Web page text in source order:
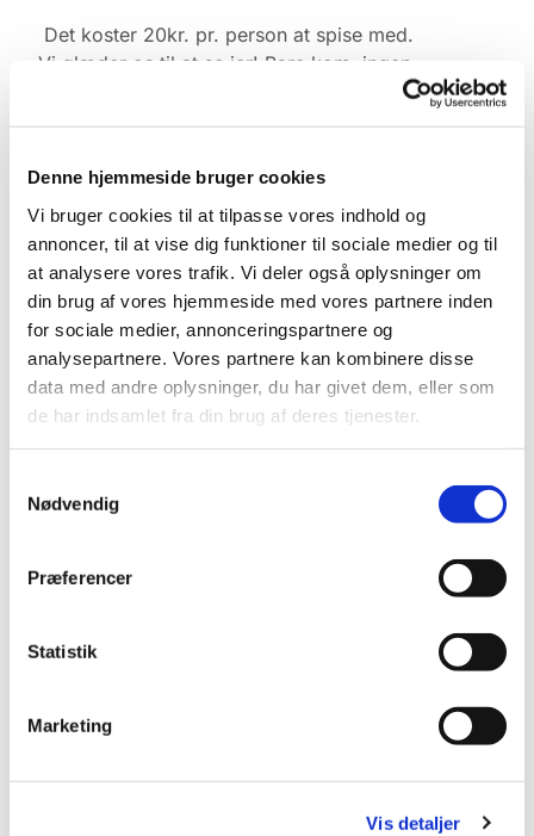
Denne hjemmeside bruger cookies
Vi bruger cookies til at tilpasse vores indhold og
annoncer, til at vise dig funktioner til sociale medier og til
at analysere vores trafik. Vi deler også oplysninger om
din brug af vores hjemmeside med vores partnere inden
for sociale medier, annonceringspartnere og
analysepartnere. Vores partnere kan kombinere disse
data med andre oplysninger, du har givet dem, eller som
de har indsamlet fra din brug af deres tjenester.
Nødvendig
Præferencer
Statistik
Marketing
Vis detaljer
Det koster 20kr. pr. person at spise med.
Vi glæder os til at se jer! Bare kom, ingen
Du vil måske også kunne